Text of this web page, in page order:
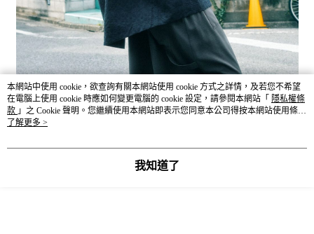
本網站中使用 cookie，欲查詢有關本網站使用 cookie 方式之詳情，及若您不希望
在電腦上使用 cookie 時應如何變更電腦的 cookie 設定，請參閱本網站「 隱私權條
款 」之 Cookie 聲明。您繼續使用本網站即表示您同意本公司得按本網站使用條款
之 Cookie 聲明使用 cookie。
了解更多 >
我知道了